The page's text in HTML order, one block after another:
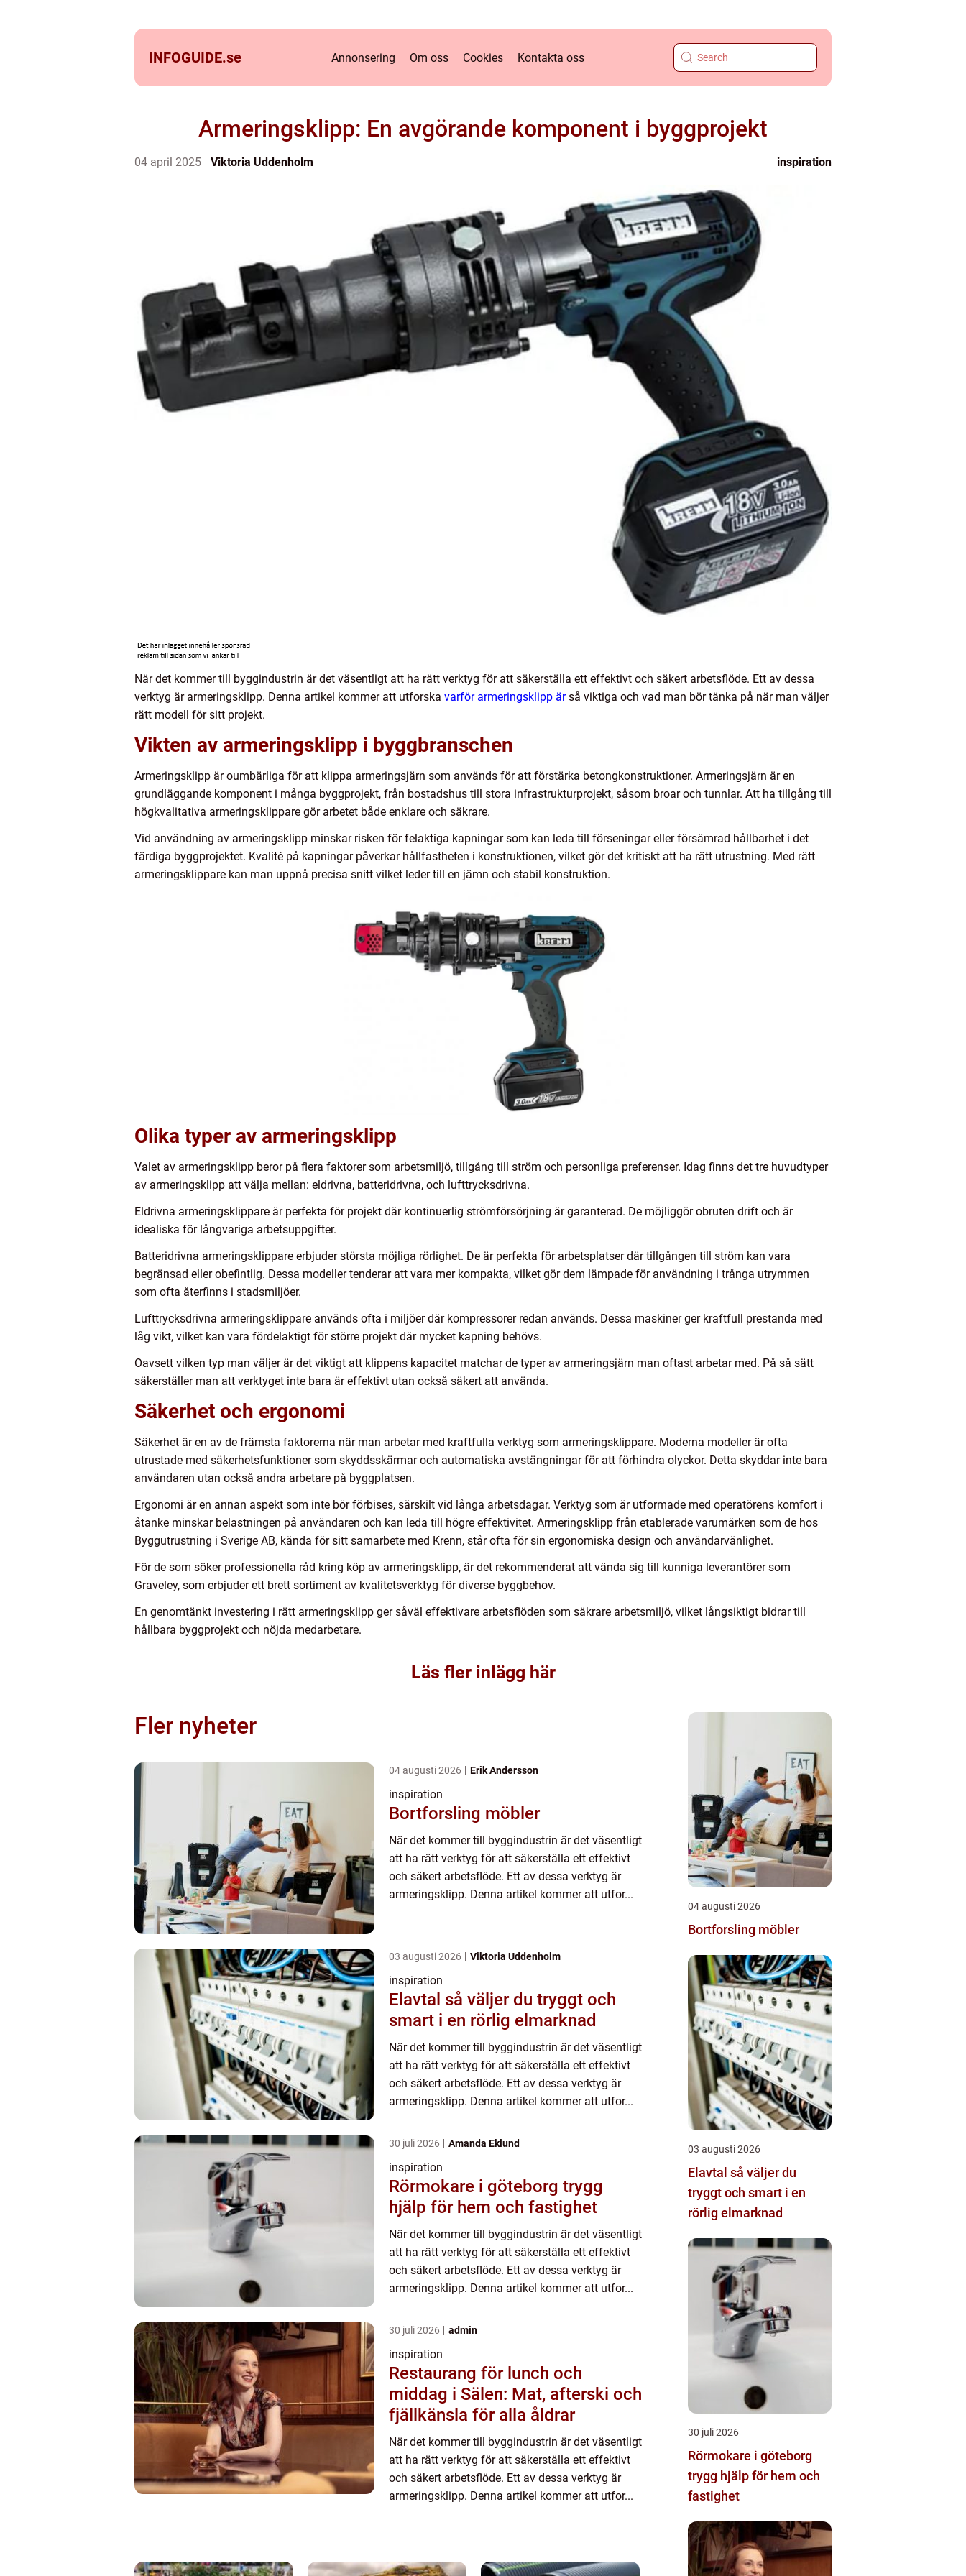
INFOGUIDE.se Annonsering Om oss Cookies Kontakta oss
Armeringsklipp: En avgörande komponent i byggprojekt
04 april 2025 Viktoria Uddenholm inspiration
När det kommer till byggindustrin är det väsentligt att ha rätt verktyg för att säkerställa ett effektivt och säkert arbetsflöde. Ett av dessa
verktyg är armeringsklipp. Denna artikel kommer att utforska varför armeringsklipp ärså viktiga och vad man bör tänka på när man väljer
rätt modell för sitt projekt.
Vikten av armeringsklipp i byggbranschen
Armeringsklipp är oumbärliga för att klippa armeringsjärn som används för att förstärka betongkonstruktioner. Armeringsjärn är en
grundläggande komponent i många byggprojekt, från bostadshus till stora infrastrukturprojekt, såsom broar och tunnlar. Att ha tillgång till
högkvalitativa armeringsklippare gör arbetet både enklare och säkrare.
Vid användning av armeringsklipp minskar risken för felaktiga kapningar som kan leda till förseningar eller försämrad hållbarhet i det
färdiga byggprojektet. Kvalité på kapningar påverkar hållfastheten i konstruktionen, vilket gör det kritiskt att ha rätt utrustning. Med rätt
armeringsklippare kan man uppnå precisa snitt vilket leder till en jämn och stabil konstruktion.
Olika typer av armeringsklipp
Valet av armeringsklipp beror på flera faktorer som arbetsmiljö, tillgång till ström och personliga preferenser. Idag finns det tre huvudtyper
av armeringsklipp att välja mellan: eldrivna, batteridrivna, och lufttrycksdrivna.
Eldrivna armeringsklippare är perfekta för projekt där kontinuerlig strömförsörjning är garanterad. De möjliggör obruten drift och är
idealiska för långvariga arbetsuppgifter.
Batteridrivna armeringsklippare erbjuder största möjliga rörlighet. De är perfekta för arbetsplatser där tillgången till ström kan vara
begränsad eller obefintlig. Dessa modeller tenderar att vara mer kompakta, vilket gör dem lämpade för användning i trånga utrymmen
som ofta återfinns i stadsmiljöer.
Lufttrycksdrivna armeringsklippare används ofta i miljöer där kompressorer redan används. Dessa maskiner ger kraftfull prestanda med
låg vikt, vilket kan vara fördelaktigt för större projekt där mycket kapning behövs.
Oavsett vilken typ man väljer är det viktigt att klippens kapacitet matchar de typer av armeringsjärn man oftast arbetar med. På så sätt
säkerställer man att verktyget inte bara är effektivt utan också säkert att använda.
Säkerhet och ergonomi
Säkerhet är en av de främsta faktorerna när man arbetar med kraftfulla verktyg som armeringsklippare. Moderna modeller är ofta
utrustade med säkerhetsfunktioner som skyddsskärmar och automatiska avstängningar för att förhindra olyckor. Detta skyddar inte bara
användaren utan också andra arbetare på byggplatsen.
Ergonomi är en annan aspekt som inte bör förbises, särskilt vid långa arbetsdagar. Verktyg som är utformade med operatörens komfort i
åtanke minskar belastningen på användaren och kan leda till högre effektivitet. Armeringsklipp från etablerade varumärken som de hos
Byggutrustning i Sverige AB, kända för sitt samarbete med Krenn, står ofta för sin ergonomiska design och användarvänlighet.
För de som söker professionella råd kring köp av armeringsklipp, är det rekommenderat att vända sig till kunniga leverantörer som
Graveley, som erbjuder ett brett sortiment av kvalitetsverktyg för diverse byggbehov.
En genomtänkt investering i rätt armeringsklipp ger såväl effektivare arbetsflöden som säkrare arbetsmiljö, vilket långsiktigt bidrar till
hållbara byggprojekt och nöjda medarbetare.
Läs fler inlägg här
Fler nyheter
04 augusti 2026 Erik Andersson
inspiration
Bortforsling möbler
När det kommer till byggindustrin är det väsentligt
att ha rätt verktyg för att säkerställa ett effektivt
och säkert arbetsflöde. Ett av dessa verktyg är
armeringsklipp. Denna artikel kommer att utfor...
03 augusti 2026 Viktoria Uddenholm
inspiration
Elavtal så väljer du tryggt och
smart i en rörlig elmarknad
När det kommer till byggindustrin är det väsentligt
att ha rätt verktyg för att säkerställa ett effektivt
och säkert arbetsflöde. Ett av dessa verktyg är
armeringsklipp. Denna artikel kommer att utfor...
30 juli 2026 Amanda Eklund
inspiration
Rörmokare i göteborg trygg
hjälp för hem och fastighet
När det kommer till byggindustrin är det väsentligt
att ha rätt verktyg för att säkerställa ett effektivt
och säkert arbetsflöde. Ett av dessa verktyg är
armeringsklipp. Denna artikel kommer att utfor...
30 juli 2026 admin
inspiration
Restaurang för lunch och
middag i Sälen: Mat, afterski och
fjällkänsla för alla åldrar
När det kommer till byggindustrin är det väsentligt
att ha rätt verktyg för att säkerställa ett effektivt
och säkert arbetsflöde. Ett av dessa verktyg är
armeringsklipp. Denna artikel kommer att utfor...
04 augusti 2026
Bortforsling möbler
03 augusti 2026
Elavtal så väljer du
tryggt och smart i en
rörlig elmarknad
30 juli 2026
Rörmokare i göteborg
trygg hjälp för hem och
fastighet